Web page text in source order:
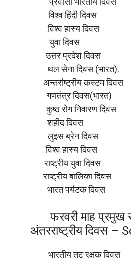
विश्व हिंदी दिवस
विश्व हास्य दिवस
युवा दिवस -
उत्तर प्रदेश दिवस
थल सेना दिवस
अन्तर्राष्ट्रीय कस्टम
गणतंत्र
कुष्ठ रोग निवारण
शहीद दिवस -
लुइस ब्रेन दिवस
विश्व हास्य दिवस
राष्ट्रीय युवा
राष्ट्रीय बालिका
भारत पर्यटक
फरवरी माह प्रमुख
अंतरराष्ट्रीय दिवस –
भारतीय तट रक्षक